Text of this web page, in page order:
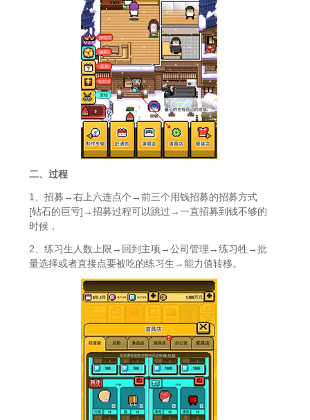
二、过程
1、招募→右上六连点个→前三个用钱招募的招募方式
[钻石的巨亏]→招募过程可以跳过→一直招募到钱不够的
时候，
2、练习生人数上限→回到主项→公司管理→练习牲→批
量选择或者直接点要被吃的练习生→能力值转移。